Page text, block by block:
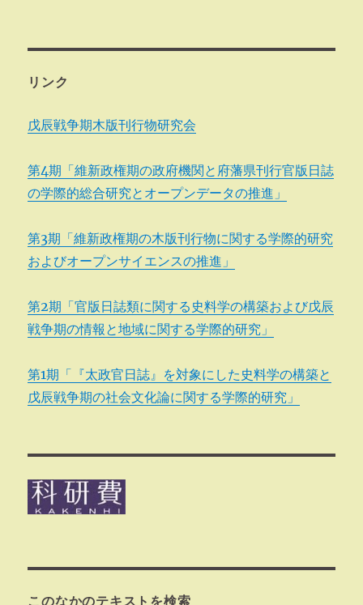
リンク
戊辰戦争期木版刊行物研究会
第4期「維新政権期の政府機関と府藩県刊行官版日誌
の学際的総合研究とオープンデータの推進」
第3期「維新政権期の木版刊行物に関する学際的研究
およびオープンサイエンスの推進」
第2期「官版日誌類に関する史料学の構築および戊辰
戦争期の情報と地域に関する学際的研究」
第1期「『太政官日誌』を対象にした史料学の構築と
戊辰戦争期の社会文化論に関する学際的研究」
このなかのテキストを検索